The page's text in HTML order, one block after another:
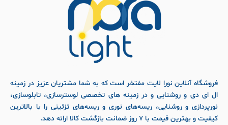
فروشگاه آنلاین نورا لایت مفتخر است که به شما مشتریان عزیز در زمینه
ال ای دی و روشنایی و در زمینه های تخصصی لوسترسازی، تابلوسازی،
نورپردازی و روشنایی، ریسه‌های نوری و ریسه‌های تزئینی را با بالاترین
کیفیت و بهترین قیمت با ۷ روز ضمانت بازگشت کالا ارائه دهد.